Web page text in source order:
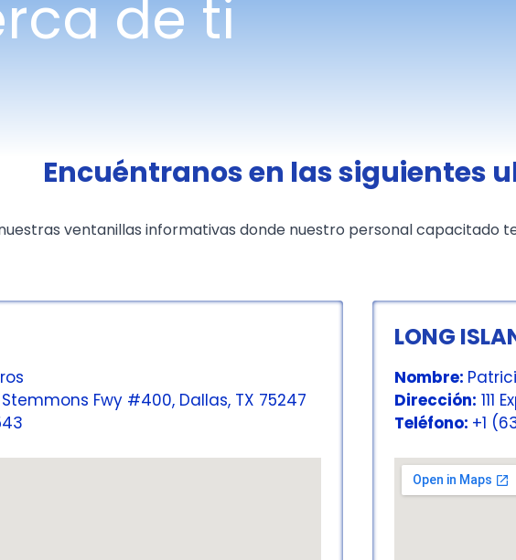
de ti
Encuéntranos en las siguientes
ventanillas informativas donde nuestro personal capacitado
Stemmons Fwy #400, Dallas, TX 75247
LONG
Nombre:
Dirección: 111
Teléfono: +1